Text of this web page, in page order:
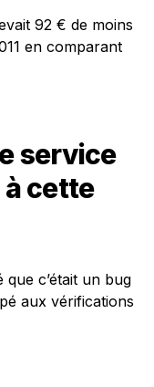
92 € de moins
en comparant
service
cette
que c’était un bug
aux vérifications